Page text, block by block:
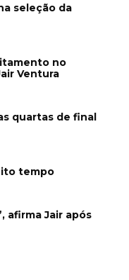
seleção da
no
Ventura
quartas de final
tempo
afirma Jair após